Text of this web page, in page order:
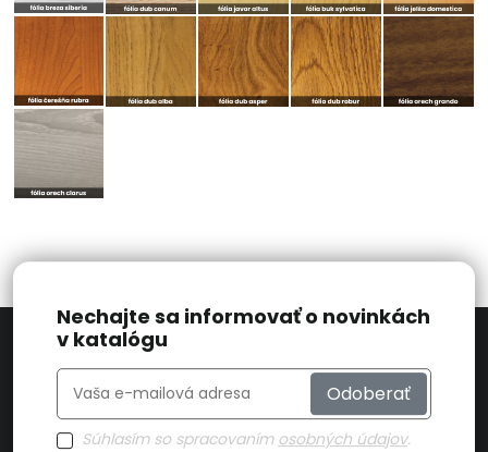
Nechajte sa informovať o novinkách
v katalógu
Odoberať
Súhlasím so spracovaním osobných údajov.